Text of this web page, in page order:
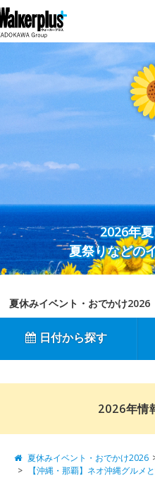
2026年
夏祭りなどの
夏休みイベント・おでかけ2026
日付から探す
2026年情
夏休みイベント・おでかけ2026
【沖縄・那覇】ネオ沖縄グルメ